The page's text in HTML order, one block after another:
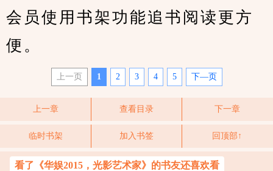
会员使用书架功能追书阅读更方
便。
上一页 1 2 3 4 5 下—页
上一章 查看目录 下一章
临时书架 加入书签 回顶部↑
看了《华娱2015，光影艺术家》的书友还喜欢看